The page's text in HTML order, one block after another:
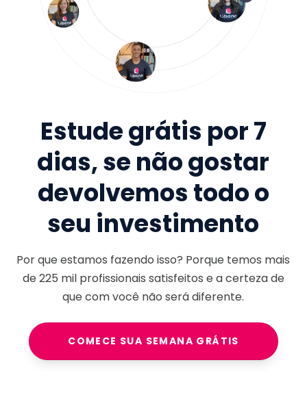
Estude grátis por 7
dias, se não gostar
devolvemos todo o
seu investimento
Por que estamos fazendo isso? Porque temos mais
de225 milprofissionais satisfeitos e a certeza de
que com você não será diferente.
COMECE SUA SEMANA GRÁTIS